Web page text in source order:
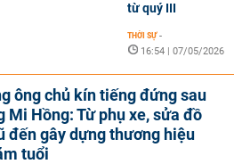
từ quý III
THỜI SỰ -
16:54 | 07/05/2026
ông chủ kín tiếng đứng sau
Mi Hồng: Từ phụ xe, sửa đồ
đến gây dựng thương hiệu
tuổi